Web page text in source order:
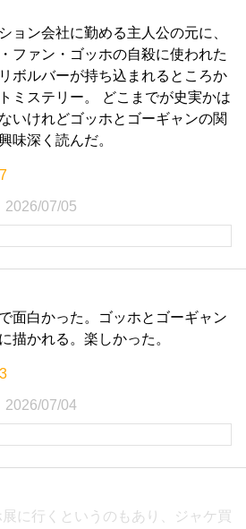
ョン会社に勤める主人公の元に、
ファン・ゴッホの自殺に使われた
ボルバーが持ち込まれるところか
ミステリー。 どこまでが史実かは
いけれどゴッホとゴーギャンの関
味深く読んだ。
2026/07/05
面白かった。ゴッホとゴーギャン
描かれる。楽しかった。
2026/07/04
展に行くというのもあり、ジャケ買